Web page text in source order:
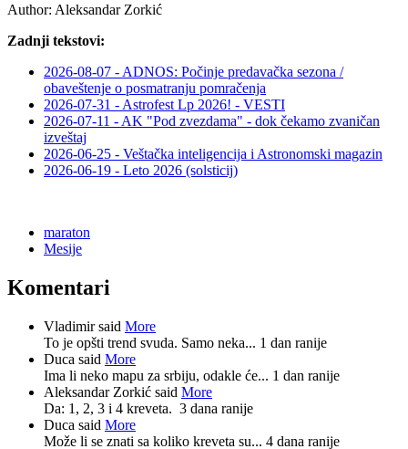
Author: Aleksandar Zorkić
Zadnji tekstovi:
2026-08-07 - ADNOS: Počinje predavačka sezona /
obaveštenje o posmatranju pomračenja
2026-07-31 - Astrofest Lp 2026! - VESTI
2026-07-11 - AK "Pod zvezdama" - dok čekamo zvaničan
izveštaj
2026-06-25 - Veštačka inteligencija i Astronomski magazin
2026-06-19 - Leto 2026 (solsticij)
maraton
Mesije
Komentari
Vladimir said More
To je opšti trend svuda. Samo neka... 1 dan ranije
Duca said More
Ima li neko mapu za srbiju, odakle će... 1 dan ranije
Aleksandar Zorkić said More
Da: 1, 2, 3 i 4 kreveta. 3 dana ranije
Duca said More
Može li se znati sa koliko kreveta su... 4 dana ranije